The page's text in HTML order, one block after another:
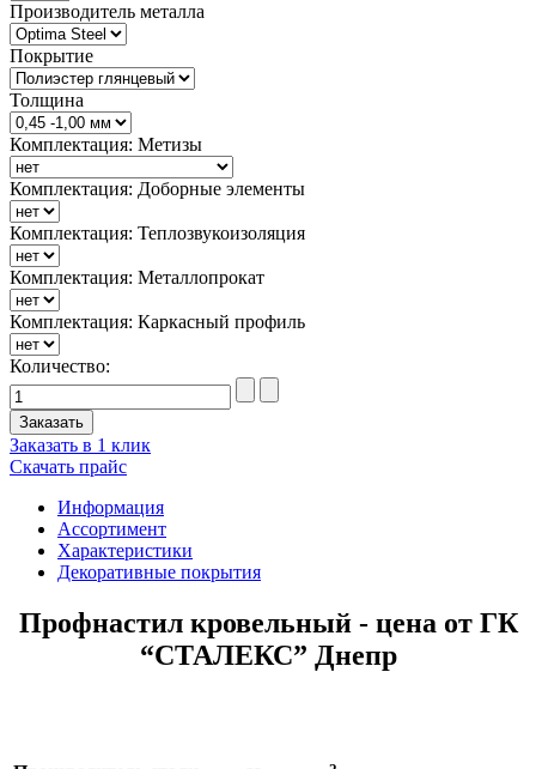
Производитель металла
Покрытие
Толщина
Комплектация: Метизы
Комплектация: Доборные элементы
Комплектация: Теплозвукоизоляция
Комплектация: Металлопрокат
Комплектация: Каркасный профиль
Количество:
Заказать в 1 клик
Скачать прайс
Информация
Ассортимент
Характеристики
Декоративные покрытия
Профнастил кровельный - цена от ГК
“СТАЛЕКС” Днепр